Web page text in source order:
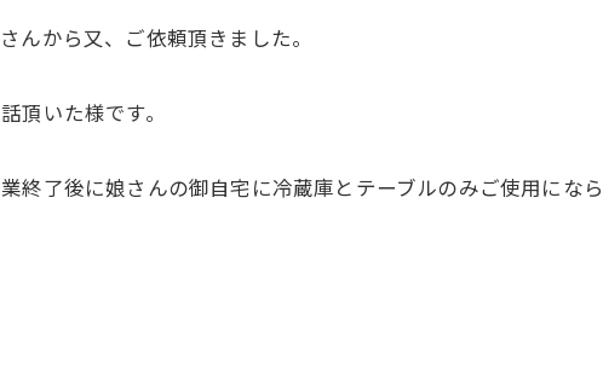
んから又、ご依頼頂きました。
頂いた様です。
終了後に娘さんの御自宅に冷蔵庫とテーブルのみご使用にな